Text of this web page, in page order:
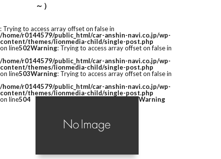
～）
: Trying to access array offset on false in
/home/r0144579/public_html/car-anshin-navi.co.jp/wp-
content/themes/lionmedia-child/single-post.php
on line502Warning: Trying to access array offset on false in
/home/r0144579/public_html/car-anshin-navi.co.jp/wp-
content/themes/lionmedia-child/single-post.php
on line503Warning: Trying to access array offset on false in
/home/r0144579/public_html/car-anshin-navi.co.jp/wp-
content/themes/lionmedia-child/single-post.php
on line504 Warning